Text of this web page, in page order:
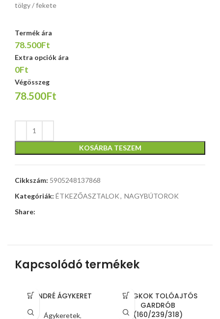
tölgy / fekete
Termék ára
78.500Ft
Extra opciók ára
0Ft
Végösszeg
78.500Ft
KOSÁRBA TESZEM
Cikkszám: 5905248137868
Kategóriák: ÉTKEZŐASZTALOK, NAGYBÚTOROK
Share:
Kapcsolódó termékek
ANDRÉ ÁGYKERET
Ágykeretek,
BANGKOK TOLÓAJTÓS
GARDRÓB
(160/239/318)